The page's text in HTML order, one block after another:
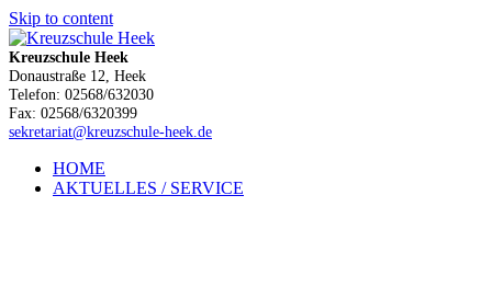
Skip to content
Kreuzschule Heek
Donaustraße 12, Heek
Telefon: 02568/632030
Fax: 02568/6320399
sekretariat@kreuzschule-heek.de
HOME
AKTUELLES / SERVICE